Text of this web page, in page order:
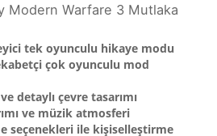
Modern Warfare 3 Mutlaka
tek oyunculu hikaye modu
çok oyunculu mod
detaylı çevre tasarımı
ve müzik atmosferi
seçenekleri ile kişiselleştirme